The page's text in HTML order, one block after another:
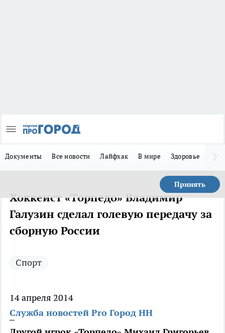
Документы Все новости Лайфхак В мире Здоровье
Принять
Хоккеист «Торпедо» Владимир
Галузин сделал голевую передачу за
сборную России
Спорт
14 апреля 2014
Служба новостей Pro Город НН